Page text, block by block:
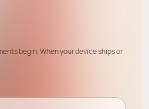
begin. When your device ships or